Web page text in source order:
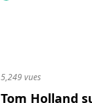
5,249 vues
Tom Holland